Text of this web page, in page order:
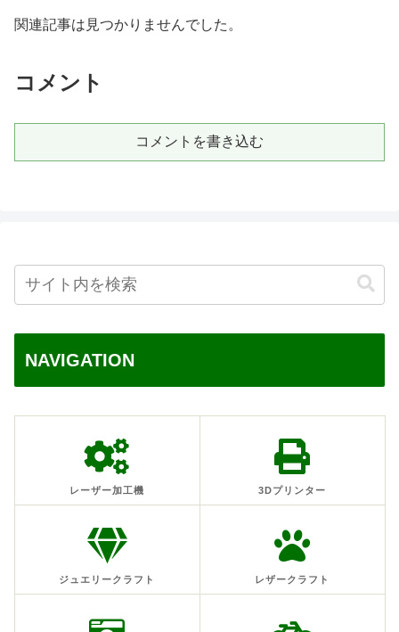
関連記事は見つかりませんでした。
コメント
コメントを書き込む
NAVIGATION
レーザー加工機 3Dプリンター
ジュエリークラフト レザークラフト